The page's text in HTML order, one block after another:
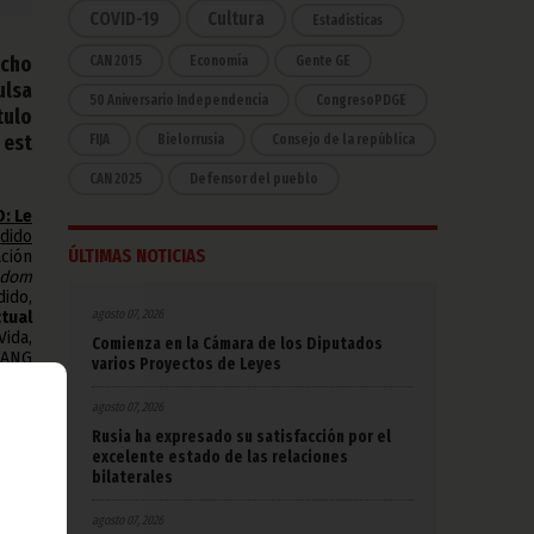
est
Le
y
la
COVID-19 Cultura Estadísticas
CAN 2015 Economía Gente GE
50 Aniversario Independencia CongresoPDGE
FIJA Bielorrusia Consejo de la república
CAN 2025 Defensor del pueblo
ÚLTIMAS NOTICIAS
agosto 07, 2026
Comienza en la Cámara de los Diputados
varios Proyectos de Leyes
agosto 07, 2026
Rusia ha expresado su satisfacción por el
excelente estado de las relaciones
bilaterales
agosto 07, 2026